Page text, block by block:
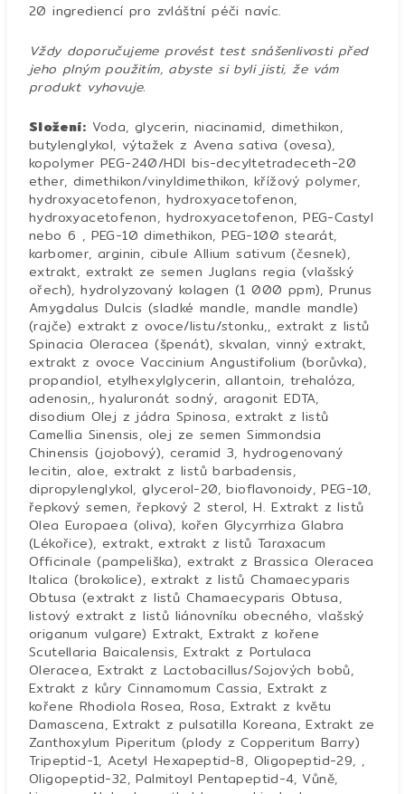
20 ingrediencí pro zvláštní péči navíc.
Vždy doporučujeme provést test snášenlivosti před
jeho plným použitím, abyste si byli jisti, že vám
produkt vyhovuje.
Složení: Voda, glycerin, niacinamid, dimethikon,
butylenglykol, výtažek z Avena sativa (ovesa),
kopolymer PEG-240/HDI bis-decyltetradeceth-20
ether, dimethikon/vinyldimethikon, křížový polymer,
hydroxyacetofenon, hydroxyacetofenon,
hydroxyacetofenon, hydroxyacetofenon, PEG-Castyl
nebo 6 , PEG-10 dimethikon, PEG-100 stearát,
karbomer, arginin, cibule Allium sativum (česnek),
extrakt, extrakt ze semen Juglans regia (vlašský
ořech), hydrolyzovaný kolagen (1 000 ppm), Prunus
Amygdalus Dulcis (sladké mandle, mandle mandle)
(rajče) extrakt z ovoce/listu/stonku,, extrakt z listů
Spinacia Oleracea (špenát), skvalan, vinný extrakt,
extrakt z ovoce Vaccinium Angustifolium (borůvka),
propandiol, etylhexylglycerin, allantoin, trehalóza,
adenosin,, hyaluronát sodný, aragonit EDTA,
disodium Olej z jádra Spinosa, extrakt z listů
Camellia Sinensis, olej ze semen Simmondsia
Chinensis (jojobový), ceramid 3, hydrogenovaný
lecitin, aloe, extrakt z listů barbadensis,
dipropylenglykol, glycerol-20, bioflavonoidy, PEG-10,
řepkový semen, řepkový 2 sterol, H. Extrakt z listů
Olea Europaea (oliva), kořen Glycyrrhiza Glabra
(Lékořice), extrakt, extrakt z listů Taraxacum
Officinale (pampeliška), extrakt z Brassica Oleracea
Italica (brokolice), extrakt z listů Chamaecyparis
Obtusa (extrakt z listů Chamaecyparis Obtusa,
listový extrakt z listů liánovníku obecného, ​​vlašský
origanum vulgare) Extrakt, Extrakt z kořene
Scutellaria Baicalensis, Extrakt z Portulaca
Oleracea, Extrakt z Lactobacillus/Sojových bobů,
Extrakt z kůry Cinnamomum Cassia, Extrakt z
kořene Rhodiola Rosea, Rosa, Extrakt z květu
Damascena, Extrakt z pulsatilla Koreana, Extrakt ze
Zanthoxylum Piperitum (plody z Copperitum Barry)
Tripeptid-1, Acetyl Hexapeptid-8, Oligopeptid-29, ,
Oligopeptid-32, Palmitoyl Pentapeptid-4, Vůně,